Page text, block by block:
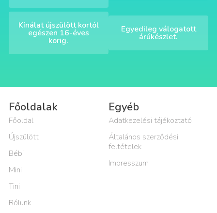
Kínálat újszülött kortól
egészen 16-éves
korig.
Egyedileg válogatott
árúkészlet.
Főoldalak
Főoldal
Újszülött
Bébi
Mini
Tini
Rólunk
Egyéb
Adatkezelési tájékoztató
Általános szerződési
feltételek
Impresszum